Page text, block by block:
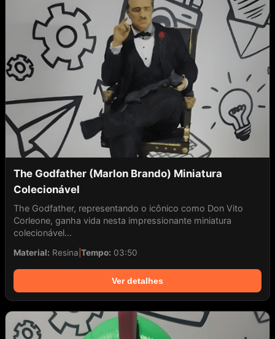
The Godfather (Marlon Brando) Miniatura
Colecionável
The Godfather, representando o icônico como Don Vito
Corleone, ganha vida nesta impressionante miniatura
colecionável...
Material: Resina Tempo: 03:50
Ver detalhes